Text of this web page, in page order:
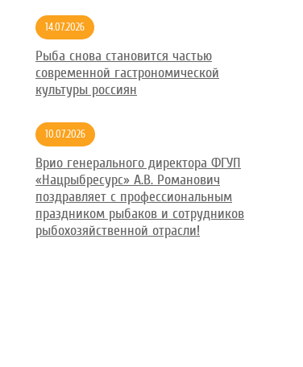
14.07.2026
Рыба снова становится частью
современной гастрономической
культуры россиян
10.07.2026
Врио генерального директора ФГУП
«Нацрыбресурс» А.В. Романович
поздравляет с профессиональным
праздником рыбаков и сотрудников
рыбохозяйственной отрасли!